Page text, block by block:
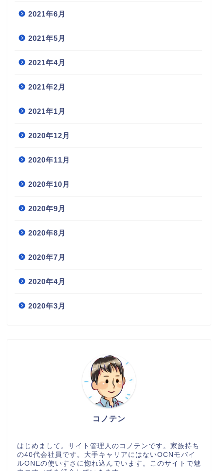
2021年6月
2021年5月
2021年4月
2021年2月
2021年1月
2020年12月
2020年11月
2020年10月
2020年9月
2020年8月
2020年7月
2020年4月
2020年3月
コノテン
はじめまして。サイト管理人のコノテンです。家族持ち
の40代会社員です。大手キャリアにはないOCNモバイ
ルONEの使いすさに惚れ込んでいます。このサイトで魅